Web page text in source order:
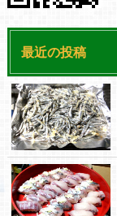
最近の投稿